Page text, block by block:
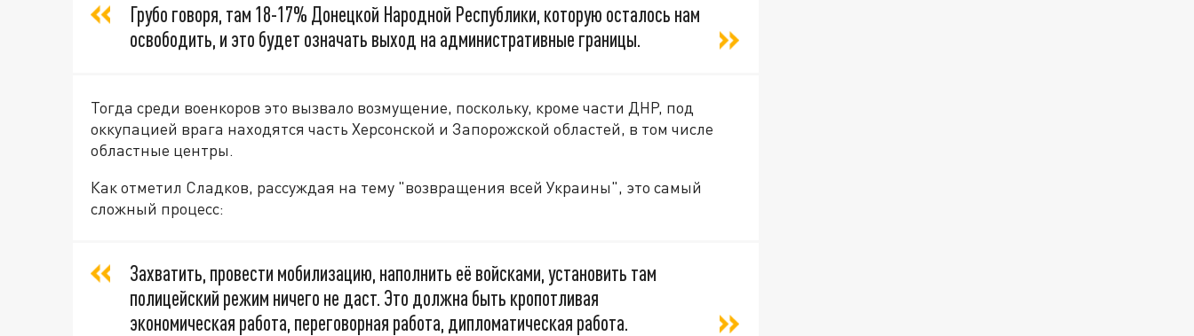
Грубо говоря, там 18-17% Донецкой Народной Республики, которую осталось нам
освободить, и это будет означать выход на административные границы.
Тогда среди военкоров это вызвало возмущение, поскольку, кроме части ДНР, под
оккупацией врага находятся часть Херсонской и Запорожской областей, в том числе
областные центры.
Как отметил Сладков, рассуждая на тему "возвращения всей Украины", это самый
сложный процесс:
Захватить, провести мобилизацию, наполнить её войсками, установить там
полицейский режим ничего не даст. Это должна быть кропотливая
экономическая работа, переговорная работа, дипломатическая работа.